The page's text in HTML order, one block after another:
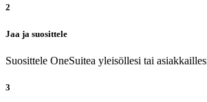
2
Jaa ja suosittele
Suosittele OneSuitea yleisöllesi tai
3